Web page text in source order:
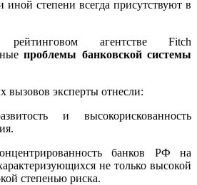
степени всегда присутствуют в
агентстве Fitch
проблемы банковской системы
вызовов эксперты отнесли:
и высокорискованность
банков РФ на
не только высокой
степенью риска.